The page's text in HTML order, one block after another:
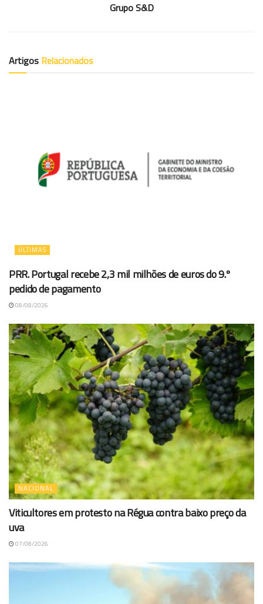
Grupo S&D
Artigos Relacionados
ÚLTIMAS
PRR. Portugal recebe 2,3 mil milhões de euros do 9.º
pedido de pagamento
08/08/2026
NACIONAL
Viticultores em protesto na Régua contra baixo preço da
uva
07/08/2026